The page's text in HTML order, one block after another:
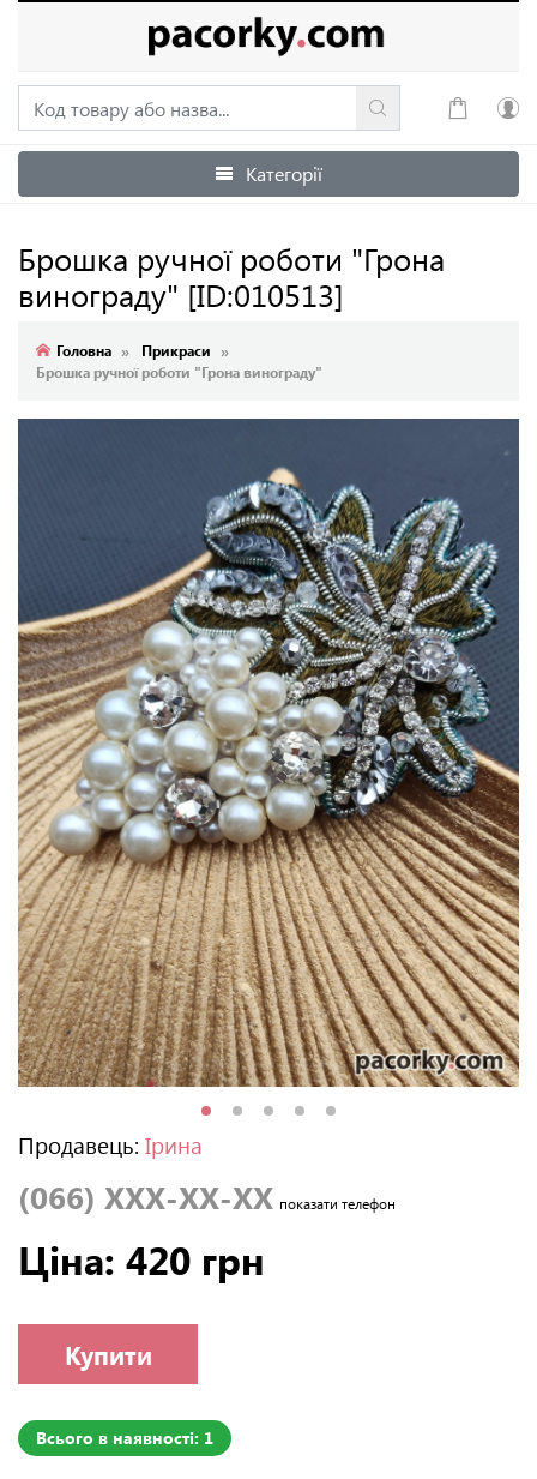
Увійти
Категорії
Брошка ручної роботи "Грона
винограду" [ID:010513]
Головна
Прикраси
Брошка ручної роботи "Грона винограду"
Продавець: Ірина
(066) XXX-XX-XX показати телефон
Ціна: 420 грн
Купити
Всього в наявності: 1